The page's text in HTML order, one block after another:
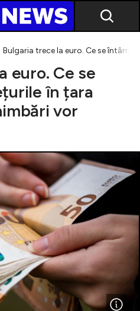
Bulgaria trece la euro. Ce se
euro. Ce se
în țara
vor